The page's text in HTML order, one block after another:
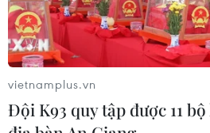
Thứ trưởng Bộ GD-ĐT: Thi lại
phải để xóa bỏ trách nhiệm
sinh
vietnamplus.vn
Đội K93 quy tập được 11